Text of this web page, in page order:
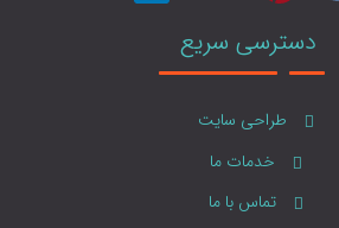
دسترسی سریع
طراحی سایت
خدمات ما
تماس با ما